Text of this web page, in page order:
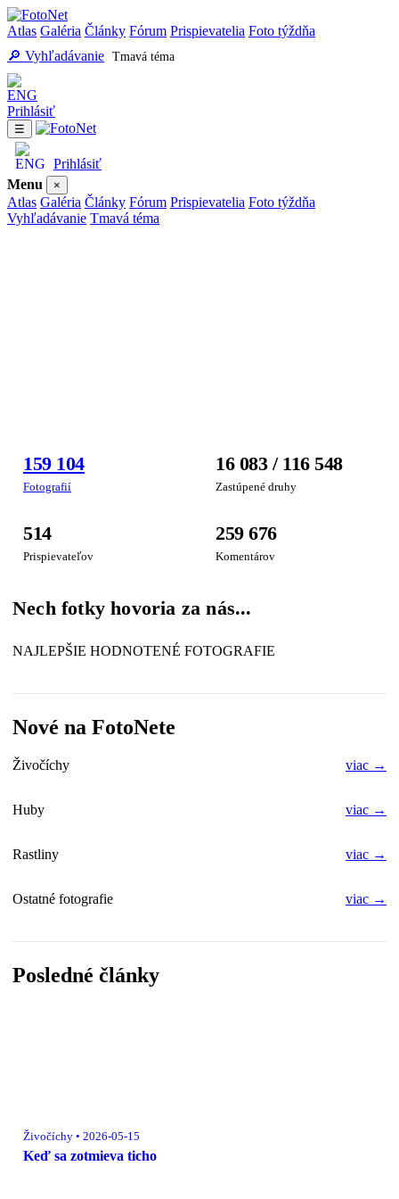
Atlas Galéria Články Fórum Prispievatelia Foto týždňa
🔎 Vyhľadávanie Tmavá téma
Prihlásiť
☰
Prihlásiť
Menu
×
Atlas Galéria Články Fórum Prispievatelia Foto týždňa
Vyhľadávanie Tmavá téma
FOTOGRAFIA
TÝŽDŇA
159 104
Fotografií
16 083 / 116 548
Zastúpené druhy
514
Prispievateľov
259 676
Komentárov
Nech fotky hovoria za nás...
NAJLEPŠIE HODNOTENÉ FOTOGRAFIE
Nové na FotoNete
Živočíchy viac →
Huby viac →
Rastliny viac →
Ostatné fotografie viac →
Posledné články
Živočíchy • 2026-05-15
Keď sa zotmieva ticho